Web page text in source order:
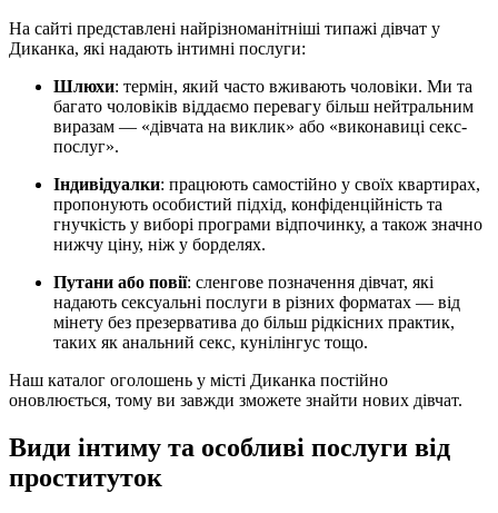
На сайті представлені найрізноманітніші типажі дівчат у
Диканка, які надають інтимні послуги:
Шлюхи: термін, який часто вживають чоловіки. Ми та
багато чоловіків віддаємо перевагу більш нейтральним
виразам — «дівчата на виклик» або «виконавиці секс-
послуг».
Індивідуалки: працюють самостійно у своїх квартирах,
пропонують особистий підхід, конфіденційність та
гнучкість у виборі програми відпочинку, а також значно
нижчу ціну, ніж у борделях.
Путани або повії: сленгове позначення дівчат, які
надають сексуальні послуги в різних форматах — від
мінету без презерватива до більш рідкісних практик,
таких як анальний секс, кунілінгус тощо.
Наш каталог оголошень у місті Диканка постійно
оновлюється, тому ви завжди зможете знайти нових дівчат.
Види інтиму та особливі послуги від
проституток